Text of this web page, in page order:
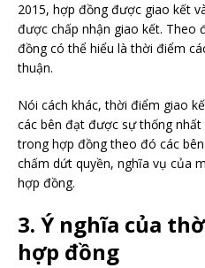
2015, hợp đồng được giao kết
được chấp nhận giao kết. Theo
đồng có thể hiểu là thời điểm
thuận.
Nói cách khác, thời điểm giao
các bên đạt được sự thống
trong hợp đồng theo đó các
chấm dứt quyền, nghĩa vụ của
hợp đồng.
3. Ý nghĩa của
hợp đồng